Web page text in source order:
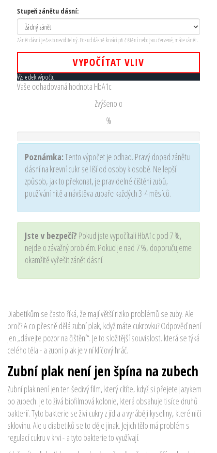
Stupeň zánětu dásní:
Zánět dásní je často neviditelný. Pokud dásně krvácí při čištění nebo jsou červené, máte zánět.
VYPOČÍTAT VLIV
Výsledek výpočtu
Vaše odhadovaná hodnota HbA1c
Zvýšeno o
%
Poznámka:Tento výpočet je odhad. Pravý dopad zánětu
dásní na krevní cukr se liší od osoby k osobě. Nejlepší
způsob, jak to překonat, je pravidelné čištění zubů,
používání nitě a návštěva zubaře každých 3-4 měsíců.
Jste v bezpečí? Pokud jste vypočítali HbA1c pod 7 %,
nejde o závažný problém. Pokud je nad 7 %, doporučujeme
okamžitě vyřešit zánět dásní.
Diabetikům se často říká, že mají větší riziko problémů se zuby. Ale
proč? A co přesně dělá zubní plak, když máte cukrovku? Odpověď není
jen „dávejte pozor na čištění“. Je to složitější souvislost, která se týká
celého těla - a zubní plak je v ní klíčový hráč.
Zubní plak není jen špína na zubech
Zubní plak není jen ten šedivý film, který cítíte, když si přejete jazykem
po zubech. Je to živá biofilmová kolonie, která obsahuje tisíce druhů
bakterií. Tyto bakterie se živí cukry z jídla a vyrábějí kyseliny, které ničí
sklovinu. Ale u diabetiků se to děje jinak. Jejich tělo má problém s
regulací cukru v krvi - a tyto bakterie to využívají.